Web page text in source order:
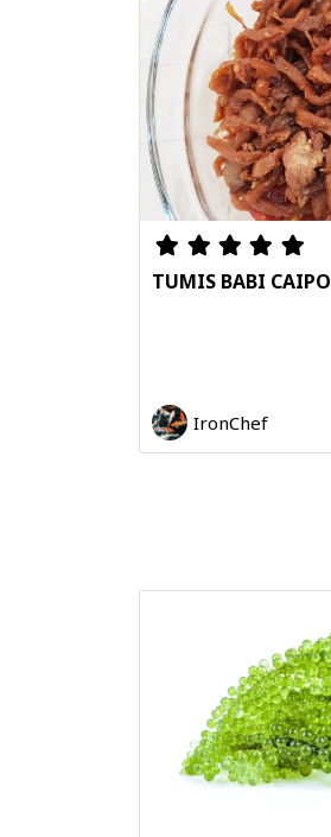
TUMIS BABI CAIPO
IronChef